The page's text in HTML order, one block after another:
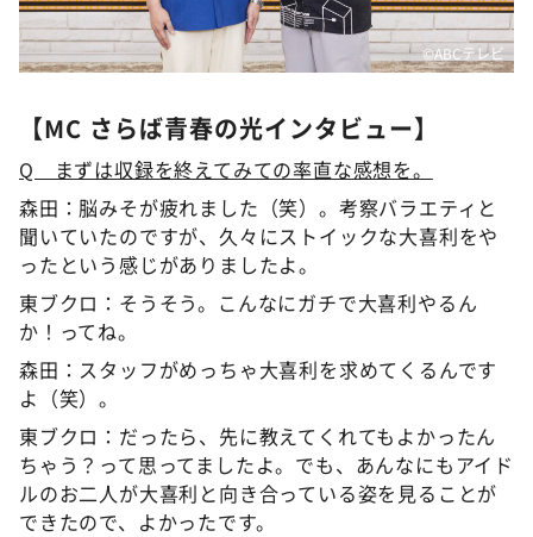
©ABCテレビ
【MC さらば青春の光インタビュー】
Q まずは収録を終えてみての率直な感想を。
森田：脳みそが疲れました（笑）。考察バラエティと
聞いていたのですが、久々にストイックな大喜利をや
ったという感じがありましたよ。
東ブクロ：そうそう。こんなにガチで大喜利やるん
か！ってね。
森田：スタッフがめっちゃ大喜利を求めてくるんです
よ（笑）。
東ブクロ：だったら、先に教えてくれてもよかったん
ちゃう？って思ってましたよ。でも、あんなにもアイド
ルのお二人が大喜利と向き合っている姿を見ることが
できたので、よかったです。